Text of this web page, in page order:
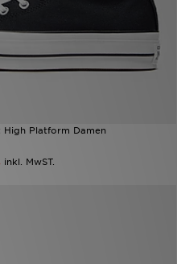
Platform Damen
inkl. MwST.